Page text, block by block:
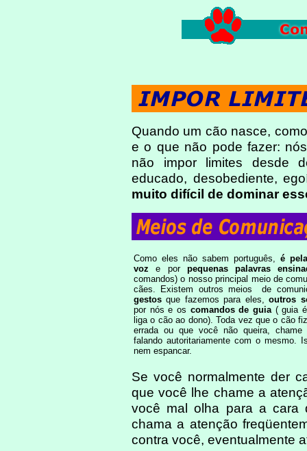
Quando um cão nasce,
e o que não pode fazer:
não impor limites desde
educado, desobediente,
muito difícil de dominar
Como eles não sabem português, é
voz e por pequenas palavras
comandos) o nosso principal meio de
cães. Existem outros meios de
gestos que fazemos para eles,outros
por nós e os comandos de guia( guia é
liga o cão ao dono). Toda vez que o cão
errada ou que você não queira, chame
falando autoritariamente com o mesmo.
nem espancar.
Se você normalmente der
que você lhe chame a
você mal olha para a cara
chama a atenção
contra você, eventualmente